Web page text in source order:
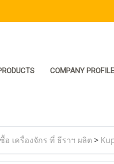
COMPANY PROFILE
เครื่องจักร ที่ ธีราฯ ผลิต >